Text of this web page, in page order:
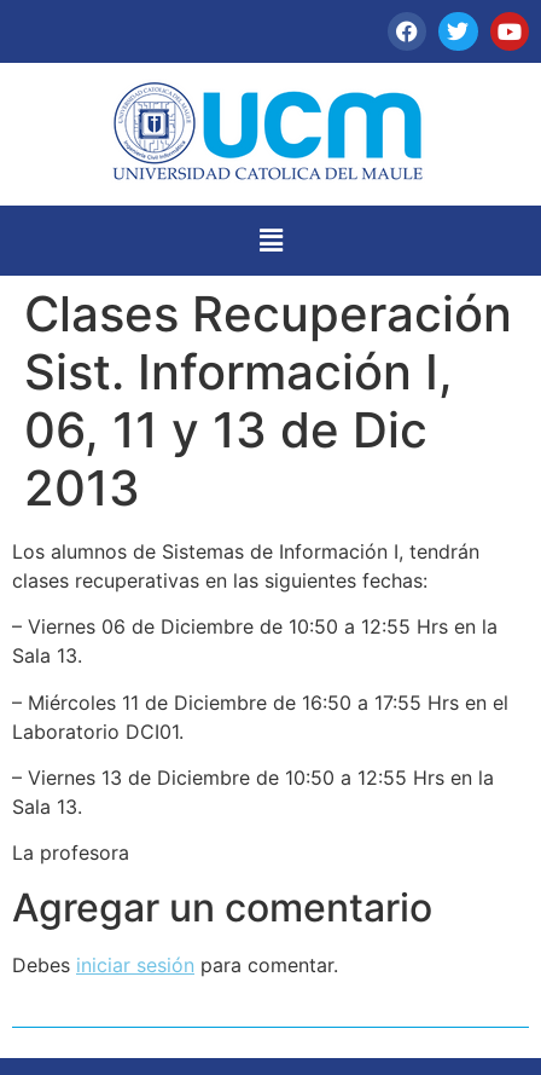
Clases Recuperación
Sist. Información I,
06, 11 y 13 de Dic
2013
Los alumnos de Sistemas de Información I, tendrán
clases recuperativas en las siguientes fechas:
– Viernes 06 de Diciembre de 10:50 a 12:55 Hrs en la
Sala 13.
– Miércoles 11 de Diciembre de 16:50 a 17:55 Hrs en el
Laboratorio DCI01.
– Viernes 13 de Diciembre de 10:50 a 12:55 Hrs en la
Sala 13.
La profesora
Agregar un comentario
Debes iniciar sesión para comentar.